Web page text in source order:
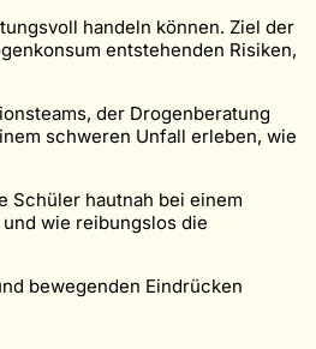
handeln können. Ziel der
entstehenden Risiken,
der Drogenberatung
schweren Unfall erleben, wie
Schüler hautnah bei einem
wie reibungslos die
bewegenden Eindrücken